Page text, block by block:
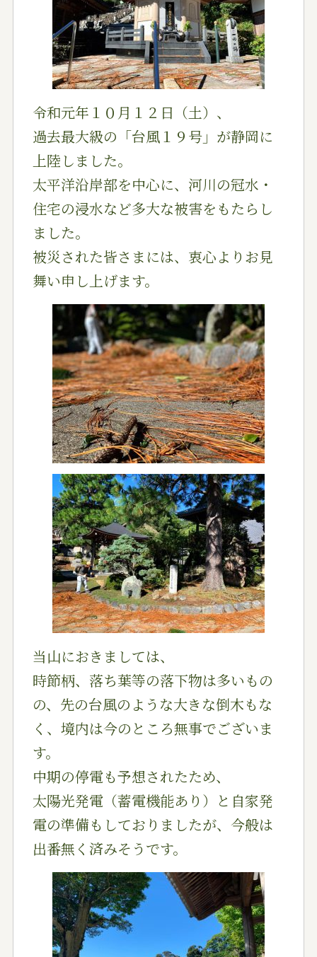
令和元年１０月１２日（土）、
過去最大級の「台風１９号」が静岡に
上陸しました。
太平洋沿岸部を中心に、河川の冠水・
住宅の浸水など多大な被害をもたらし
ました。
被災された皆さまには、衷心よりお見
舞い申し上げます。
当山におきましては、
時節柄、落ち葉等の落下物は多いもの
の、先の台風のような大きな倒木もな
く、境内は今のところ無事でございま
す。
中期の停電も予想されたため、
太陽光発電（蓄電機能あり）と自家発
電の準備もしておりましたが、今般は
出番無く済みそうです。